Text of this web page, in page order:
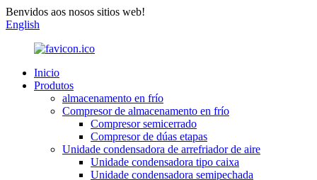
Benvidos aos nosos sitios web!
English
Inicio
Produtos
almacenamento en frío
Compresor de almacenamento en frío
Compresor semicerrado
Compresor de dúas etapas
Unidade condensadora de arrefriador de aire
Unidade condensadora tipo caixa
Unidade condensadora semipechada